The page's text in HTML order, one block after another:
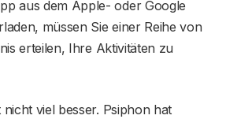
aus dem Apple- oder Google
müssen Sie einer Reihe von
erteilen, Ihre Aktivitäten zu
nicht viel besser. Psiphon hat